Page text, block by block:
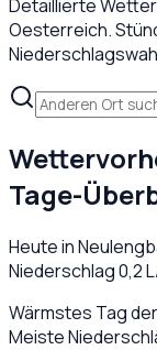
Detaillierte
Oesterreich.
Tage-
Heute in
Niederschlag0,2
Wärmstes Tag
Meiste